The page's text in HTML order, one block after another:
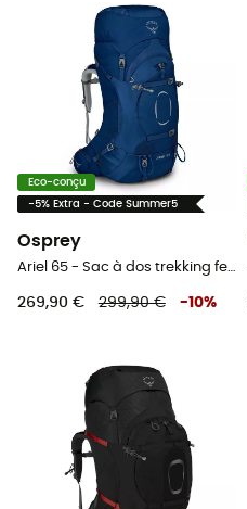
Eco-conçu
-5% Extra - Code Summer5
Osprey
Ariel 65 - Sac à dos trekking femme
269,90 € 299,90 € -10%